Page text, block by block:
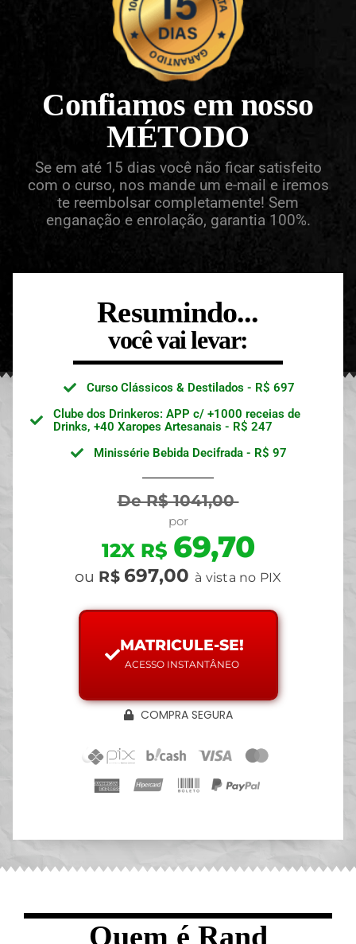
Confiamos em nosso
MÉTODO
Se em até 15 dias você não ficar satisfeito
com o curso, nos mande um e-mail e iremos
te reembolsar completamente! Sem
enganação e enrolação, garantia 100%.
Resumindo...
você vai levar:
Curso Clássicos & Destilados - R$ 697
Clube dos Drinkeros: APP c/ +1000 receias de
Drinks, +40 Xaropes Artesanais - R$ 247
Minissérie Bebida Decifrada - R$ 97
De R$ 1041,00
por
12X R$ 69,70
ou R$ 697,00 à vista no PIX
MATRICULE-SE!
ACESSO INSTANTÂNEO
COMPRA SEGURA
Quem é Rand